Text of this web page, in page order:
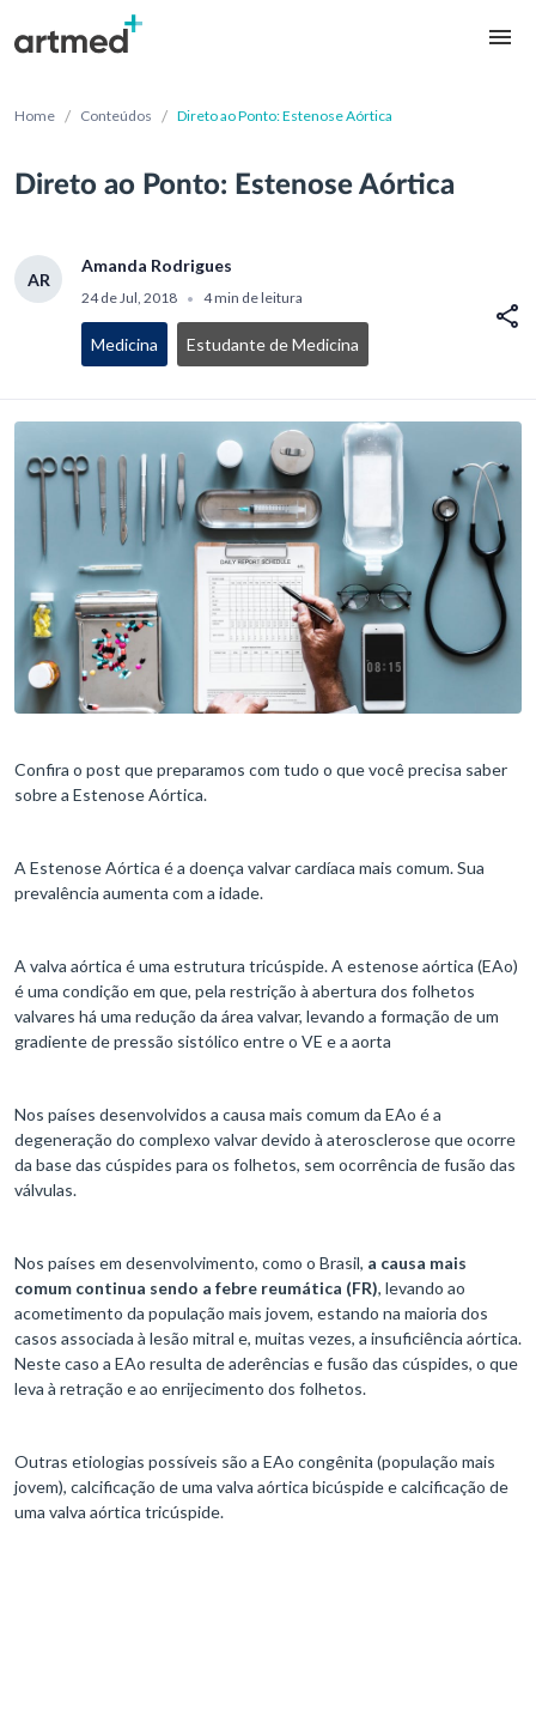
Home / Conteúdos / Direto ao Ponto: Estenose Aórtica
Direto ao Ponto: Estenose Aórtica
AR
Amanda Rodrigues
24 de Jul, 2018 • 4 min de leitura
Medicina Estudante de Medicina
Confira o post que preparamos com tudo o que você precisa saber
sobre a Estenose Aórtica.
A Estenose Aórtica é a doença valvar cardíaca mais comum. Sua
prevalência aumenta com a idade.
A valva aórtica é uma estrutura tricúspide. A estenose aórtica (EAo)
é uma condição em que, pela restrição à abertura dos folhetos
valvares há uma redução da área valvar, levando a formação de um
gradiente de pressão sistólico entre o VE e a aorta
Nos países desenvolvidos a causa mais comum da EAo é a
degeneração do complexo valvar devido à aterosclerose que ocorre
da base das cúspides para os folhetos, sem ocorrência de fusão das
válvulas.
Nos países em desenvolvimento, como o Brasil, a causa mais
comum continua sendo a febre reumática (FR), levando ao
acometimento da população mais jovem, estando na maioria dos
casos associada à lesão mitral e, muitas vezes, a insuficiência aórtica.
Neste caso a EAo resulta de aderências e fusão das cúspides, o que
leva à retração e ao enrijecimento dos folhetos.
Outras etiologias possíveis são a EAo congênita (população mais
jovem), calcificação de uma valva aórtica bicúspide e calcificação de
uma valva aórtica tricúspide.